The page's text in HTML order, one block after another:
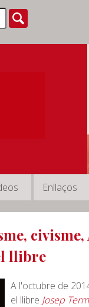
Enllaços
llibre
A l'octubre de
el llibre Josep